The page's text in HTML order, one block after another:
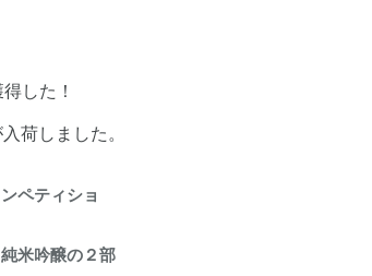
した！
荷しました。
ペティショ
米吟醸の２部